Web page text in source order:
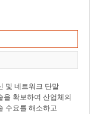
및 네트워크 단말
을 확보하여 산업체의
수요를 해소하고